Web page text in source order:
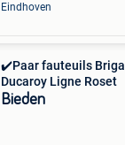
Eindhoven
✔️Paar fauteuils
Ducaroy Ligne Roset
Bieden